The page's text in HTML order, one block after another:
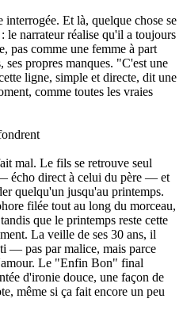
interrogée. Et là, quelque chose se
le narrateur réalise qu'il a toujours
pas comme une femme à part
ses propres manques. "C'est une
ligne, simple et directe, dit une
comme toutes les vraies
mal. Le fils se retrouve seul
écho direct à celui du père — et
quelqu'un jusqu'au printemps.
filée tout au long du morceau,
que le printemps reste cette
La veille de ses 30 ans, il
— pas par malice, mais parce
Le "Enfin Bon" final
d'ironie douce, une façon de
même si ça fait encore un peu